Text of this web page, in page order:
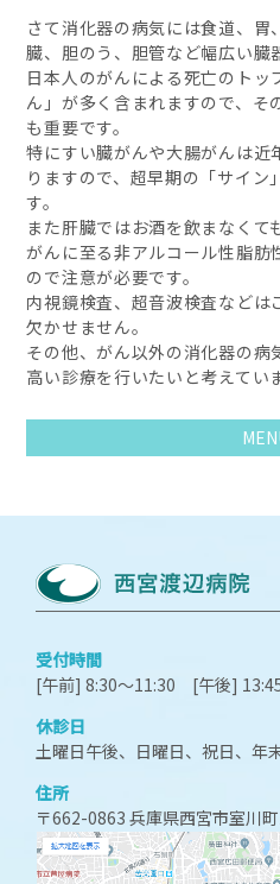
さて消化器の病気には食道、胃
臓、胆のう、胆管など幅広い臓
日本人のがんによる死亡のトッ
ん」が多く含まれますので、そ
も重要です。
特にすい臓がんや大腸がんは近
りますので、超早期の「サイン
す。
また肝臓ではお酒を飲まなく
がんに至る非アルコール性脂肪
ので注意が必要です。
内視鏡検査、超音波検査など
欠かせません。
その他、がん以外の消化器の病
高い診療を行いたいと考えてい
受付時間
[午前] 8:30～11:30 [午後]
休診日
土曜日午後、日曜日、祝日、年
住所
〒662-0863 兵庫県西宮市室川